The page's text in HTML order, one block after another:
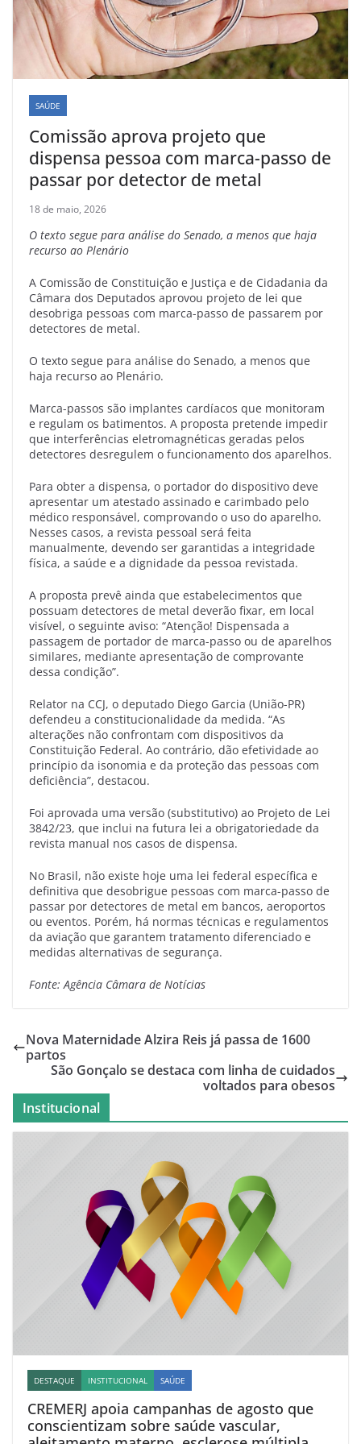
SAÚDE
Comissão aprova projeto que
dispensa pessoa com marca-passo de
passar por detector de metal
18 de maio, 2026
O texto segue para análise do Senado, a menos que haja
recurso ao Plenário
A Comissão de Constituição e Justiça e de Cidadania da
Câmara dos Deputados aprovou projeto de lei que
desobriga pessoas com marca-passo de passarem por
detectores de metal.
O texto segue para análise do Senado, a menos que
haja recurso ao Plenário.
Marca-passos são implantes cardíacos que monitoram
e regulam os batimentos. A proposta pretende impedir
que interferências eletromagnéticas geradas pelos
detectores desregulem o funcionamento dos aparelhos.
Para obter a dispensa, o portador do dispositivo deve
apresentar um atestado assinado e carimbado pelo
médico responsável, comprovando o uso do aparelho.
Nesses casos, a revista pessoal será feita
manualmente, devendo ser garantidas a integridade
física, a saúde e a dignidade da pessoa revistada.
A proposta prevê ainda que estabelecimentos que
possuam detectores de metal deverão fixar, em local
visível, o seguinte aviso: “Atenção! Dispensada a
passagem de portador de marca-passo ou de aparelhos
similares, mediante apresentação de comprovante
dessa condição”.
Relator na CCJ, o deputado Diego Garcia (União-PR)
defendeu a constitucionalidade da medida. “As
alterações não confrontam com dispositivos da
Constituição Federal. Ao contrário, dão efetividade ao
princípio da isonomia e da proteção das pessoas com
deficiência”, destacou.
Foi aprovada uma versão (substitutivo) ao Projeto de Lei
3842/23, que inclui na futura lei a obrigatoriedade da
revista manual nos casos de dispensa.
No Brasil, não existe hoje uma lei federal específica e
definitiva que desobrigue pessoas com marca-passo de
passar por detectores de metal em bancos, aeroportos
ou eventos. Porém, há normas técnicas e regulamentos
da aviação que garantem tratamento diferenciado e
medidas alternativas de segurança.
Fonte: Agência Câmara de Notícias
Nova Maternidade Alzira Reis já passa de 1600
partos
São Gonçalo se destaca com linha de cuidados
voltados para obesos
Institucional
DESTAQUE INSTITUCIONAL SAÚDE
CREMERJ apoia campanhas de agosto que
conscientizam sobre saúde vascular,